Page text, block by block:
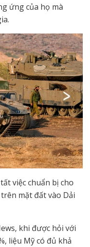
ứng của họ mà
việc chuẩn bị cho
mặt đất vào Dải
khi được hỏi với
liệu Mỹ có đủ khả